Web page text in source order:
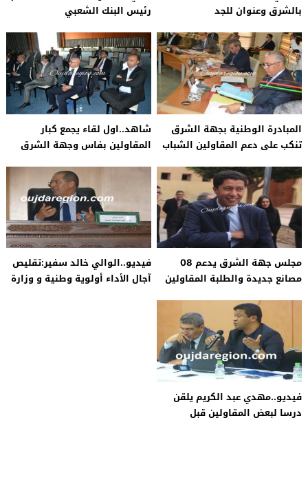
بالشرق وعنوان للجد
رئيس البنك الشعبي
المبادرة الوطنية بجهة الشرق
تنكب على دعم المقاولين الشباب
شاهد..اول لقاء يجمع كبار
المقاولين بفاس وجهة الشرق
مجلس جهة الشرق يدعم 08
مصانع جديدة والطلبة المقاولين
فيديو..الوالي خالد سفير:تقليص
آجال الأداء أولوية وطنية و وزارة
فيديو..مهدي عبد الكريم يلقن
درسا لبعض المقاولين قبل